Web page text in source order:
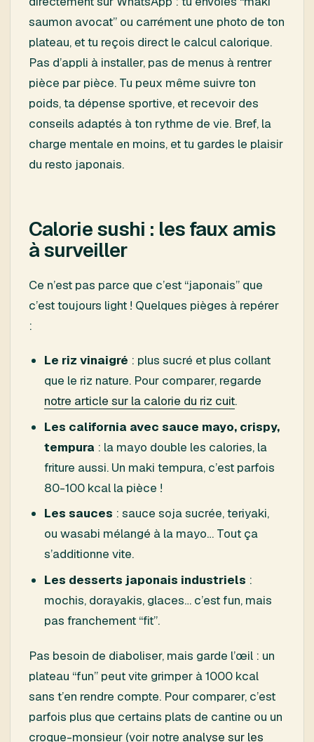
saumon avocat” ou carrément une photo de ton
plateau, et tu reçois direct le calcul calorique.
Pas d’appli à installer, pas de menus à rentrer
pièce par pièce. Tu peux même suivre ton
poids, ta dépense sportive, et recevoir des
conseils adaptés à ton rythme de vie. Bref, la
charge mentale en moins, et tu gardes le plaisir
du resto japonais.
Calorie sushi : les faux amis
à surveiller
Ce n’est pas parce que c’est “japonais” que
c’est toujours light ! Quelques pièges à repérer
:
Le riz vinaigré : plus sucré et plus collant
que le riz nature. Pour comparer, regarde
notre article sur la calorie du riz cuit.
Les california avec sauce mayo, crispy,
tempura : la mayo double les calories, la
friture aussi. Un maki tempura, c’est parfois
80-100 kcal la pièce !
Les sauces : sauce soja sucrée, teriyaki,
ou wasabi mélangé à la mayo… Tout ça
s’additionne vite.
Les desserts japonais industriels :
mochis, dorayakis, glaces… c’est fun, mais
pas franchement “fit”.
Pas besoin de diaboliser, mais garde l’œil : un
plateau “fun” peut vite grimper à 1000 kcal
sans t’en rendre compte. Pour comparer, c’est
parfois plus que certains plats de cantine ou un
croque-monsieur (voir notre analyse sur les